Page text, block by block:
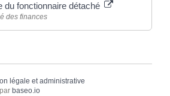
du fonctionnaire détaché
des finances
légale et administrative
baseo.io